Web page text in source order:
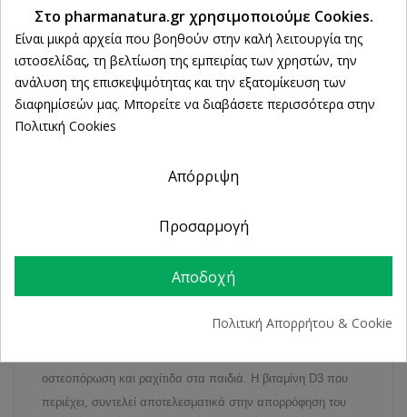
Άμεση Παραλαβή
από 2 Φυσικά Καταστήματα
ΠΕΡΙΓΡΑΦΉ
Το Ασβέστιο είναι μέταλλο ζωτικής σημασίας για τον
οργανισμό και κυρίως για ταοστάκαι τηνυγιεινή των
. Συγκεκριμένα το 98% του ασβεστίου βρίσκεται στα
υγεία και ενδυνάμωση των οστών και καταπολεμά
οστεοπόρωση και ραχίτιδα στα παιδιά. Η βιταμίνη D3 που
περιέχει, συντελεί αποτελεσματικά στην απορρόφηση του
Στο pharmanatura.gr χρησιμοποιούμε Cookies.
Είναι μικρά αρχεία που βοηθούν στην καλή λειτουργία της
ιστοσελίδας, τη βελτίωση της εμπειρίας των χρηστών, την
ανάλυση της επισκεψιμότητας και την εξατομίκευση των
διαφημίσεών μας. Μπορείτε να διαβάσετε περισσότερα στην
Πολιτική Cookies
Απόρριψη
Προσαρμογή
Αποδοχή
Πολιτική Απορρήτου & Cookie